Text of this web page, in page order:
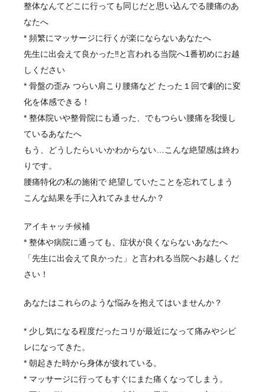
整体なんてどこに行っても同じだと思い込んでる腰痛のあ
なたへ
* 頻繁にマッサージに行くが楽にならないあなたへ
先生に出会えて良かった‼︎と言われる当院へ1番初めにお越
しください
* 骨盤の歪み つらい肩こり腰痛など たった１回で劇的に変
化を体感できる！
* 整体院いや整骨院にも通った、でもつらい腰痛を我慢し
ているあなたへ
もう、どうしたらいいかわからない…こんな絶望感は終わ
りです。
腰痛特化の私の施術で 絶望していたことを忘れてしまう
こんな結果を手に入れてみませんか？
アイキャッチ候補
* 整体や病院に通っても、症状が良くならないあなたへ
「先生に出会えて良かった」と言われる当院へお越しくだ
さい！
あなたはこれらのような悩みを抱えてはいませんか？
* 少し気になる程度だったコリが最近になって痛みやシビ
レになってきた。
* 朝起きた時から身体が疲れている。
* マッサージに行ってもすぐにまた痛くなってしまう。